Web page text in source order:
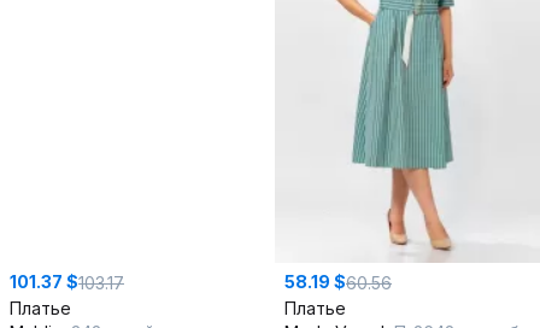
101.37 $103.17
Платье
58.19 $60.56
Платье